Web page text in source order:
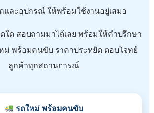
และอุปกรณ์ ให้พร้อมใช้งานอยู่เสมอ
ใด สอบถามมาได้เลย พร้อมให้คำปรึกษา
ม่ พร้อมคนขับ ราคาประหยัด ตอบโจทย์
ลูกค้าทุกสถานการณ์
รถใหม่ พร้อมคนขับ